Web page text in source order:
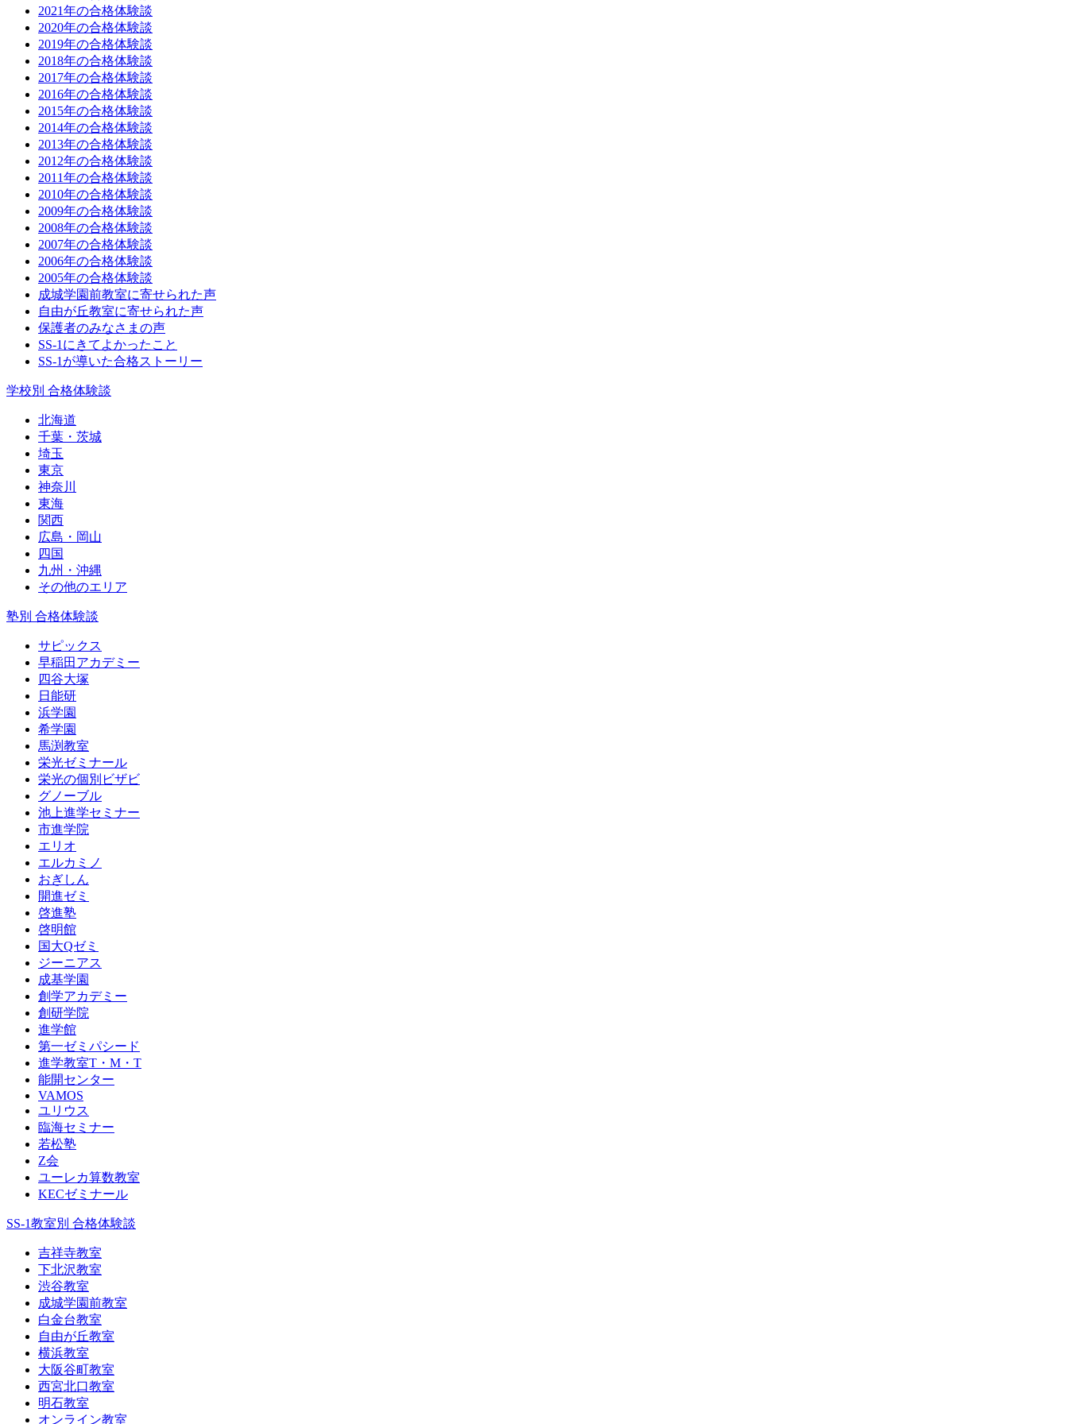
2021年の合格体験談
2020年の合格体験談
2019年の合格体験談
2018年の合格体験談
2017年の合格体験談
2016年の合格体験談
2015年の合格体験談
2014年の合格体験談
2013年の合格体験談
2012年の合格体験談
2011年の合格体験談
2010年の合格体験談
2009年の合格体験談
2008年の合格体験談
2007年の合格体験談
2006年の合格体験談
2005年の合格体験談
成城学園前教室に寄せられた声
自由が丘教室に寄せられた声
保護者のみなさまの声
SS-1にきてよかったこと
SS-1が導いた合格ストーリー
学校別 合格体験談
北海道
千葉・茨城
埼玉
東京
神奈川
東海
関西
広島・岡山
四国
九州・沖縄
その他のエリア
塾別 合格体験談
サピックス
早稲田アカデミー
四谷大塚
日能研
浜学園
希学園
馬渕教室
栄光ゼミナール
栄光の個別ビザビ
グノーブル
池上進学セミナー
市進学院
エリオ
エルカミノ
おぎしん
開進ゼミ
啓進塾
啓明館
国大Qゼミ
ジーニアス
成基学園
創学アカデミー
創研学院
進学館
第一ゼミパシード
進学教室T・М・T
能開センター
VAMOS
ユリウス
臨海セミナー
若松塾
Z会
ユーレカ算数教室
KECゼミナール
SS-1教室別 合格体験談
吉祥寺教室
下北沢教室
渋谷教室
成城学園前教室
白金台教室
自由が丘教室
横浜教室
大阪谷町教室
西宮北口教室
明石教室
オンライン教室